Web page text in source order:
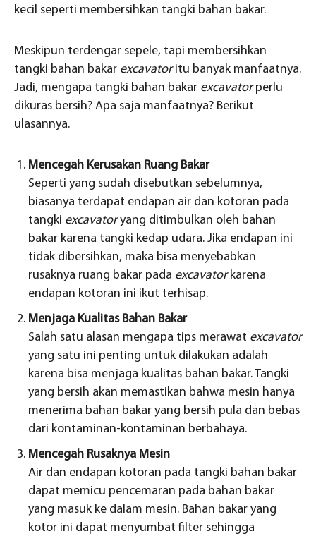
kecil seperti membersihkan tangki bahan bakar.
Meskipun terdengar sepele, tapi membersihkan
tangki bahan bakar excavatoritu banyak manfaatnya.
Jadi, mengapa tangki bahan bakar excavatorperlu
dikuras bersih? Apa saja manfaatnya? Berikut
ulasannya.
Mencegah Kerusakan Ruang Bakar
Seperti yang sudah disebutkan sebelumnya,
biasanya terdapat endapan air dan kotoran pada
tangki excavatoryang ditimbulkan oleh bahan
bakar karena tangki kedap udara. Jika endapan ini
tidak dibersihkan, maka bisa menyebabkan
rusaknya ruang bakar pada excavatorkarena
endapan kotoran ini ikut terhisap.
Menjaga Kualitas Bahan Bakar
Salah satu alasan mengapa tips merawat excavator
yang satu ini penting untuk dilakukan adalah
karena bisa menjaga kualitas bahan bakar. Tangki
yang bersih akan memastikan bahwa mesin hanya
menerima bahan bakar yang bersih pula dan bebas
dari kontaminan-kontaminan berbahaya.
Mencegah Rusaknya Mesin
Air dan endapan kotoran pada tangki bahan bakar
dapat memicu pencemaran pada bahan bakar
yang masuk ke dalam mesin. Bahan bakar yang
kotor ini dapat menyumbat filter sehingga